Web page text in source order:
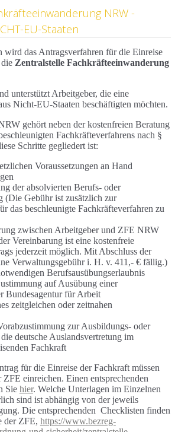
NRW -
EU-Staaten
wird das Antragsverfahren für die Einreise
Zentralstelle Fachkräfteeinwanderung
unterstützt Arbeitgeber, die eine
Nicht-EU-Staaten beschäftigten möchten.
gehört neben der kostenfreien Beratung
Fachkräfteverfahrens nach §
Schritte gegliedert ist:
Voraussetzungen an Hand
der absolvierten Berufs- oder
(Die Gebühr ist zusätzlich zur
das beschleunigte Fachkräfteverfahren zu
zwischen Arbeitgeber und ZFE NRW
Vereinbarung ist eine kostenfreie
jederzeit möglich. Mit Abschluss der
Verwaltungsgebühr i. H. v. 411,- € fällig.)
Berufsausübungserlaubnis
auf Ausübung einer
Bundesagentur für Arbeit
zeitgleichen oder zeitnahen
zur Ausbildungs- oder
deutsche Auslandsvertretung im
Fachkraft
für die Einreise der Fachkraft müssen
einreichen. Einen entsprechenden
Sie hier. Welche Unterlagen im Einzelnen
sind ist abhängig von der jeweils
Die entsprechenden Checklisten finden
der ZFE, https://www.bezreg-